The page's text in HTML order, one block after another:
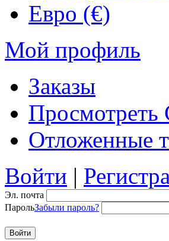
Евро (€)
Мой профиль
Заказы
Просмотреть
Отложенные
Войти |
Эл. почта
ПарольЗабыли пароль?